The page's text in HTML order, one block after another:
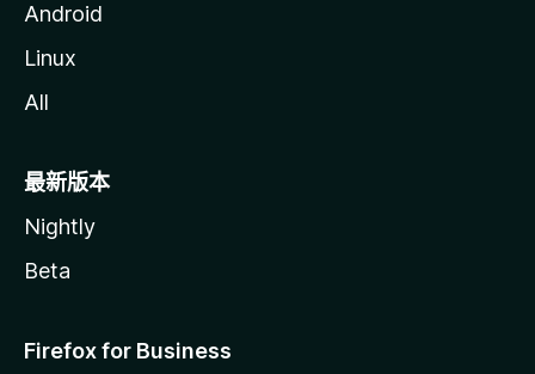
Android
Linux
All
最新版本
Nightly
Beta
Firefox for Business